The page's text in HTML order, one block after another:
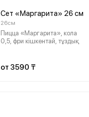
Сет «Маргарита» 26 см
26см
Пицца «Маргарита», кола
0,5, фри кішкентай, тұздық
от 3590 ₸